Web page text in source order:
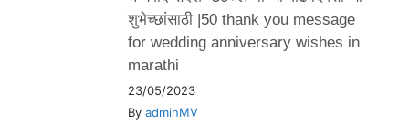
शुभेच्छांसाठी |50 thank you message
for wedding anniversary wishes in
marathi
23/05/2023
By adminMV